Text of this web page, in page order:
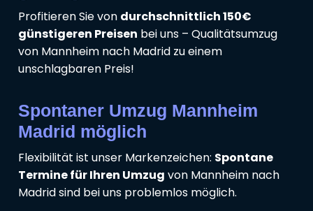
Profitieren Sie von durchschnittlich 150€
günstigeren Preisen bei uns – Qualitätsumzug
von Mannheim nach Madrid zu einem
unschlagbaren Preis!
Spontaner Umzug Mannheim
Madrid möglich
Flexibilität ist unser Markenzeichen: Spontane
Termine für Ihren Umzug von Mannheim nach
Madrid sind bei uns problemlos möglich.